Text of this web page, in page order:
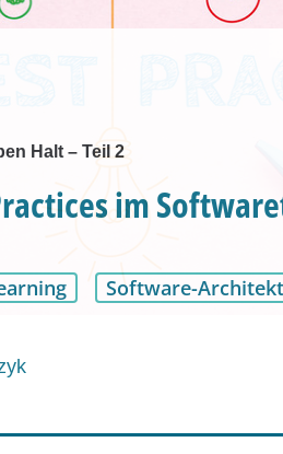
Halt – Teil 2
im
Software-